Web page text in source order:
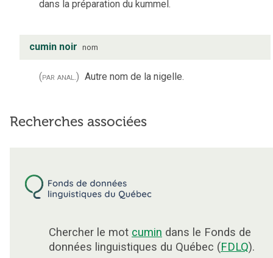
dans la préparation du kummel.
cumin noir nom
(par anal.) Autre nom de la nigelle.
Recherches associées
Chercher le mot cumin dans le Fonds de
données linguistiques du Québec (FDLQ).